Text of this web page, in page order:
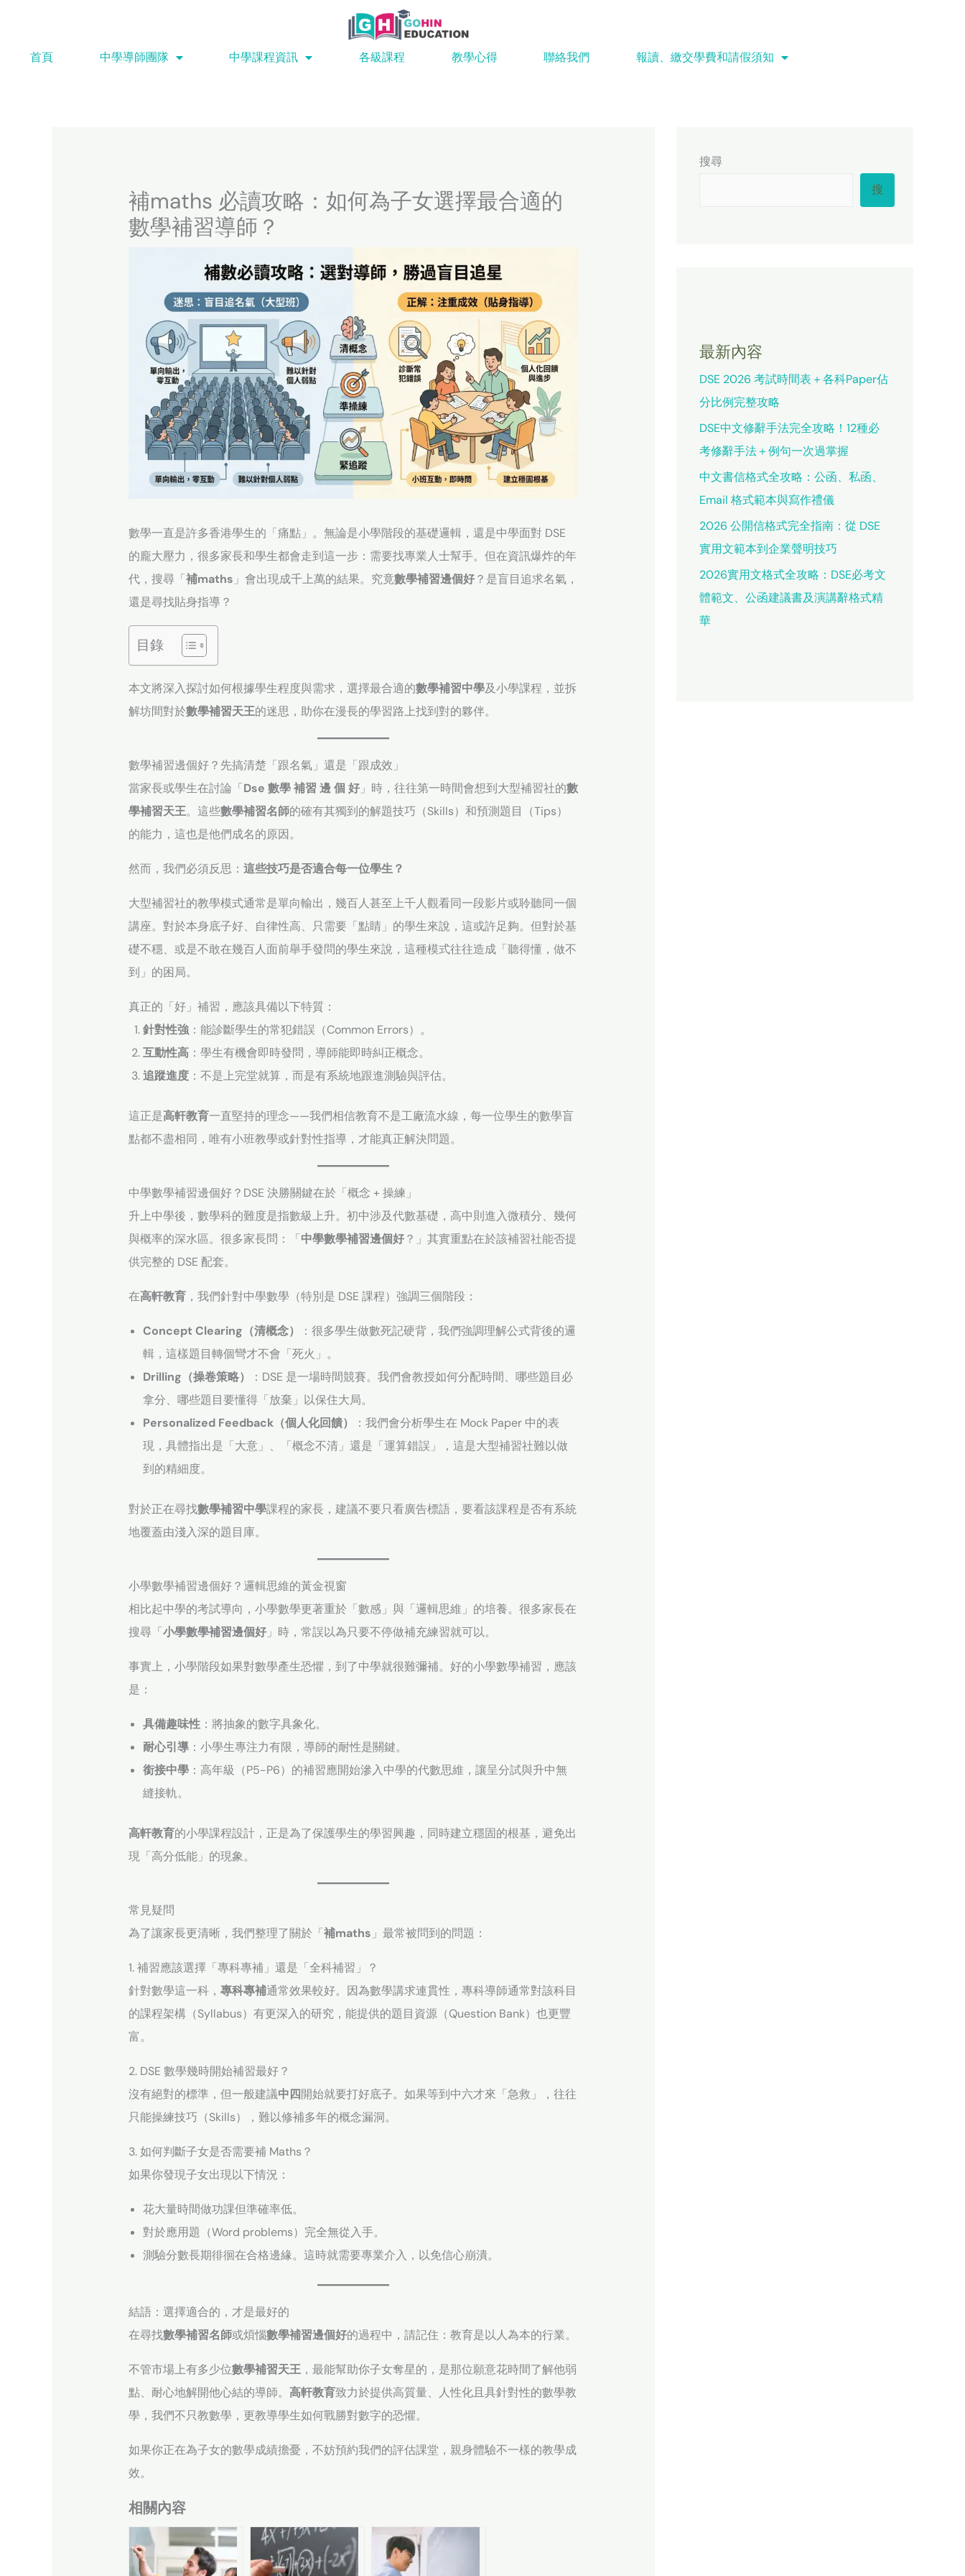
content首頁 中學導師團隊 中學課程資訊 各級課程 教學心得 聯絡我們 報讀、繳交學費和請假須知
補maths 必讀攻略：如何為子女選擇最合適的
數學補習導師？
數學一直是許多香港學生的「痛點」。無論是小學階段的基礎邏輯，還是中學面對 DSE
的龐大壓力，很多家長和學生都會走到這一步：需要找專業人士幫手。但在資訊爆炸的年
代，搜尋「補maths 」會出現成千上萬的結果。究竟數學補習邊個好？是盲目追求名氣，
還是尋找貼身指導？
目錄
本文將深入探討如何根據學生程度與需求，選擇最合適的數學補習中學及小學課程，並拆
解坊間對於數學補習天王的迷思，助你在漫長的學習路上找到對的夥伴。
數學補習邊個好？先搞清楚「跟名氣」還是「跟成效」
當家長或學生在討論「Dse 數學 補習 邊 個 好」時，往往第一時間會想到大型補習社的數
學補習天王。這些數學補習名師的確有其獨到的解題技巧（Skills）和預測題目（Tips）
的能力，這也是他們成名的原因。
然而，我們必須反思： 這些技巧是否適合每一位學生？
大型補習社的教學模式通常是單向輸出，幾百人甚至上千人觀看同一段影片或聆聽同一個
講座。對於本身底子好、自律性高、只需要「點睛」的學生來說，這或許足夠。但對於基
礎不穩、或是不敢在幾百人面前舉手發問的學生來說，這種模式往往造成「聽得懂，做不
到」的困局。
真正的「好」補習，應該具備以下特質：
針對性強：能診斷學生的常犯錯誤（Common Errors）。
互動性高：學生有機會即時發問，導師能即時糾正概念。
追蹤進度：不是上完堂就算，而是有系統地跟進測驗與評估。
這正是高軒教育一直堅持的理念——我們相信教育不是工廠流水線，每一位學生的數學盲
點都不盡相同，唯有小班教學或針對性指導，才能真正解決問題。
中學數學補習邊個好？DSE 決勝關鍵在於「概念 + 操練」
升上中學後，數學科的難度是指數級上升。初中涉及代數基礎，高中則進入微積分、幾何
與概率的深水區。很多家長問：「中學數學補習邊個好？」其實重點在於該補習社能否提
供完整的 DSE 配套。
在高軒教育，我們針對中學數學（特別是 DSE 課程）強調三個階段：
Concept Clearing（清概念）
：很多學生做數死記硬背，我們強調理解公式背後的邏
輯，這樣題目轉個彎才不會「死火」。
Drilling（操卷策略）
：DSE 是一場時間競賽。我們會教授如何分配時間、哪些題目必
拿分、哪些題目要懂得「放棄」以保住大局。
Personalized Feedback（個人化回饋）
：我們會分析學生在 Mock Paper 中的表
現，具體指出是「大意」、「概念不清」還是「運算錯誤」，這是大型補習社難以做
到的精細度。
對於正在尋找數學補習中學課程的家長，建議不要只看廣告標語，要看該課程是否有系統
地覆蓋由淺入深的題目庫。
小學數學補習邊個好？邏輯思維的黃金視窗
相比起中學的考試導向，小學數學更著重於「數感」與「邏輯思維」的培養。很多家長在
搜尋「小學數學補習邊個好」時，常誤以為只要不停做補充練習就可以。
事實上，小學階段如果對數學產生恐懼，到了中學就很難彌補。好的小學數學補習，應該
是：
具備趣味性：將抽象的數字具象化。
耐心引導：小學生專注力有限，導師的耐性是關鍵。
銜接中學：高年級（P5-P6）的補習應開始滲入中學的代數思維，讓呈分試與升中無
縫接軌。
高軒教育的小學課程設計，正是為了保護學生的學習興趣，同時建立穩固的根基，避免出
現「高分低能」的現象。
常見疑問
為了讓家長更清晰，我們整理了關於「補maths 」最常被問到的問題：
1. 補習應該選擇「專科專補」還是「全科補習」？
針對數學這一科， 專科專補通常效果較好。因為數學講求連貫性，專科導師通常對該科目
的課程架構（Syllabus）有更深入的研究，能提供的題目資源（Question Bank）也更豐
富。
2. DSE 數學幾時開始補習最好？
沒有絕對的標準，但一般建議中四開始就要打好底子。如果等到中六才來「急救」，往往
只能操練技巧（Skills），難以修補多年的概念漏洞。
3. 如何判斷子女是否需要補 Maths？
如果你發現子女出現以下情況：
花大量時間做功課但準確率低。
對於應用題（Word problems）完全無從入手。
測驗分數長期徘徊在合格邊緣。這時就需要專業介入，以免信心崩潰。
結語：選擇適合的，才是最好的
在尋找數學補習名師或煩惱數學補習邊個好的過程中，請記住：教育是以人為本的行業。
不管市場上有多少位數學補習天王，最能幫助你子女奪星的，是那位願意花時間了解他弱
點、耐心地解開他心結的導師。 高軒教育致力於提供高質量、人性化且具針對性的數學教
學，我們不只教數學，更教導學生如何戰勝對數字的恐懼。
如果你正在為子女的數學成績擔憂，不妨預約我們的評估課堂，親身體驗不一樣的教學成
效。
相關內容
搜尋
搜
最新內容
DSE 2026 考試時間表＋各科Paper佔
分比例完整攻略
DSE中文修辭手法完全攻略！12種必
考修辭手法＋例句一次過掌握
中文書信格式全攻略：公函、私函、
Email 格式範本與寫作禮儀
2026 公開信格式完全指南：從 DSE
實用文範本到企業聲明技巧
2026實用文格式全攻略：DSE必考文
體範文、公函建議書及演講辭格式精
華